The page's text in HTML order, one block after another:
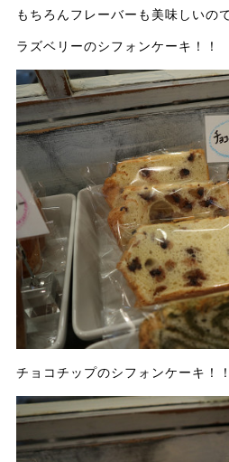
もちろんフレーバーも美味しいの
ラズベリーのシフォンケーキ！！
チョコチップのシフォンケーキ！！